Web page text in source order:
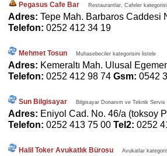
Pegasus Cafe Bar Restaurantlar, Cafeler
Adres: Tepe Mah. Barbaros Caddesi
Telefon: 0252 412 34 19
Mehmet Tosun Muhasebeciler kategorisini listele
Adres: Kemeraltı Mah. Ulusal
Telefon: 0252 412 98 74 Gsm: 0542
Sun Bilgisayar Bilgisayar Donanım ve Teknik
Adres: Eniyol Cad. No. 46/a (toksoy
Telefon: 0252 413 75 00 Tel2: 0252
Halil Toker Avukatlık Bürosu Avukatlar